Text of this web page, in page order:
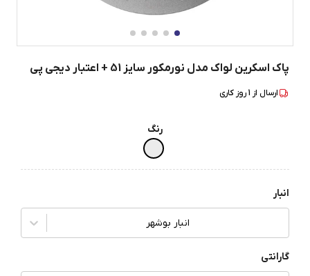
پاک اسکرین لواک مدل نورمکور سایز 51 + اعتبار دیجی پی
ارسال از 1روز کاری
رنگ
انبار
انبار بوشهر
گارانتی